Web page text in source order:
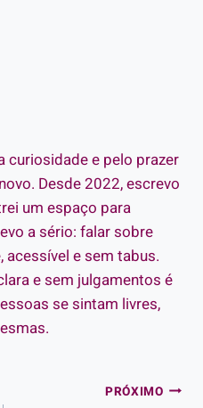
curiosidade e pelo prazer
Desde 2022, escrevo
um espaço para
a sério: falar sobre
acessível e sem tabus.
e sem julgamentos é
se sintam livres,
PRÓXIMO